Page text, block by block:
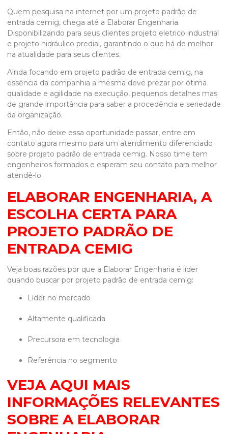
Quem pesquisa na internet por um projeto padrão de
entrada cemig, chega até a Elaborar Engenharia.
Disponibilizando para seus clientes projeto eletrico industrial
e projeto hidráulico predial, garantindo o que há de melhor
na atualidade para seus clientes.
Ainda focando em projeto padrão de entrada cemig, na
essência da companhia a mesma deve prezar por ótima
qualidade e agilidade na execução, pequenos detalhes mas
de grande importância para saber a procedência e seriedade
da organização.
Então, não deixe essa oportunidade passar, entre em
contato agora mesmo para um atendimento diferenciado
sobre projeto padrão de entrada cemig. Nosso time tem
engenheiros formados e esperam seu contato para melhor
atendê-lo.
ELABORAR ENGENHARIA, A
ESCOLHA CERTA PARA
PROJETO PADRÃO DE
ENTRADA CEMIG
Veja boas razões por que a Elaborar Engenharia é líder
quando buscar por projeto padrão de entrada cemig:
líder no mercado
altamente qualificada
precursora em tecnologia
referência no segmento
VEJA AQUI MAIS
INFORMAÇÕES RELEVANTES
SOBRE A ELABORAR